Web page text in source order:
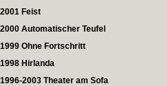
2001 Feist
2000 Automatischer Teufel
1999 Ohne Fortschritt
1998 Hirlanda
1996-2003 Theater am Sofa